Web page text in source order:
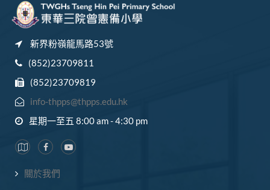
新界粉嶺龍馬路53號
(852)23709811
(852)23709819
info-thpps@thpps.edu.hk
星期一至五 8:00 am - 4:30 pm
關於我們